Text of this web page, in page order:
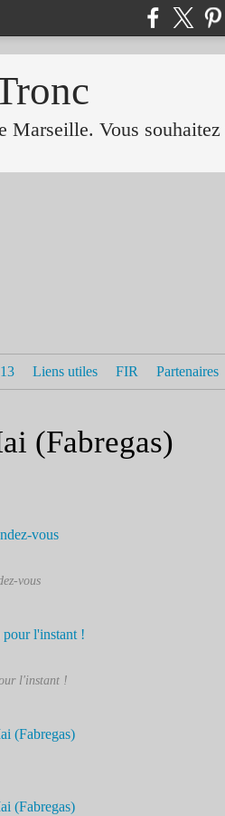
Marseille. Vous
Liens utiles FIR Partenaires
(Fabregas)
vous
l'instant !